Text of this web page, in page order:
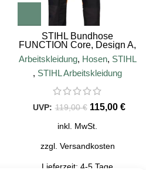
STIHL Bundhose
FUNCTION Core, Design A,
Class 1
Arbeitskleidung, Hosen, STIHL
, STIHL Arbeitskleidung
119,00€ 115,00 €
inkl. MwSt.
zzgl. Versandkosten
Lieferzeit: 4-5 Tage